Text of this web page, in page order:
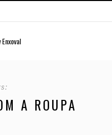
A ROUPA